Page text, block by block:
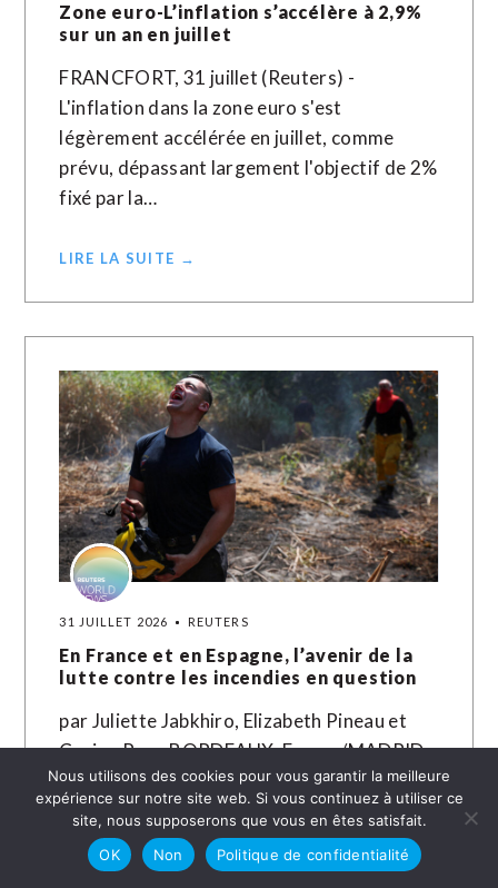
Zone euro-L’inflation s’accélère à 2,9%
sur un an en juillet
FRANCFORT, 31 juillet (Reuters) -
L'inflation dans la zone euro s'est
légèrement accélérée en juillet, comme
prévu, dépassant largement l'objectif de 2%
fixé par la…
LIRE LA SUITE →
31 JUILLET 2026 REUTERS
En France et en Espagne, l’avenir de la
lutte contre les incendies en question
par Juliette Jabkhiro, Elizabeth Pineau et
Corina Pons BORDEAUX, France/MADRID,
31 juillet (Reuters) - Les gigantesques
incendies de forêt qui font rage en Europe,
en…
Nous utilisons des cookies pour vous garantir la meilleure
expérience sur notre site web. Si vous continuez à utiliser ce
site, nous supposerons que vous en êtes satisfait.
OK
Non Politique de confidentialité